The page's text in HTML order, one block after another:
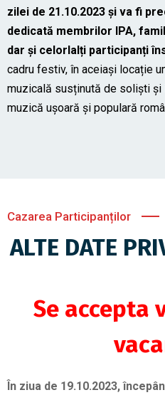
zilei de 21.10.2023 și va fi
dedicată membrilor IPA,
dar și celorlalți participanți
cadru festiv, în aceiași locație
muzicală susținută de soliști și
muzică ușoară și populară
Cazarea Participanților
ALTE DATE
Se accepta
În ziua de 19.10.2023,